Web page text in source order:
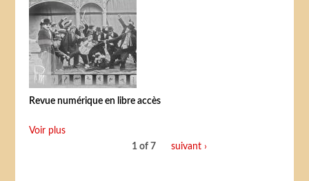
Revue numérique en libre accès
Voir plus
1 of 7
suivant ›